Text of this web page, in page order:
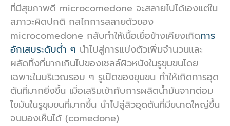
ที่มีสุขภาพดี microcomedone จะสลายไปได้เองแต่ใน
สภาวะผิดปกติ กลไกการสลายตัวของ
microcomedone กลับทำให้เนื้อเยื่อข้างเคียงเกิดการ
อักเสบระดับต่ำ ๆ นำไปสู่การแบ่งตัวเพิ่มจำนวนและ
ผลัดทิ้งที่มากเกินไปของเซลล์ผิวหนังในรูขุมขนโดย
เฉพาะในบริเวณรอบ ๆ รูเปิดของขุมขน ทำให้เกิดการอุด
ตันที่มากยิ่งขึ้น เมื่อเสริมเข้ากับการผลิตน้ำมันจากต่อม
ไขมันในรูขุมขนที่มากขึ้น นำไปสู่สิวอุดตันที่มีขนาดใหญ่ขึ้น
จนมองเห็นได้ (comedone)